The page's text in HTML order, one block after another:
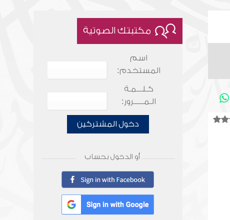
مكتبتك الصوتية
اسم
المستخدم:
كـلـــمـة
الـمـــــرور:
دخول المشتركين
أو الدخول بحساب